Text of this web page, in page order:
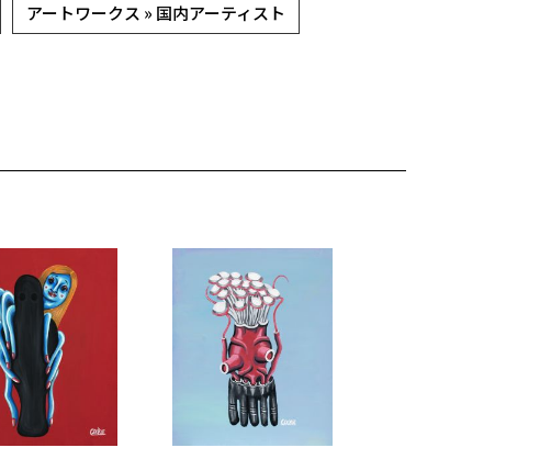
アートワークス » 国内アーティスト